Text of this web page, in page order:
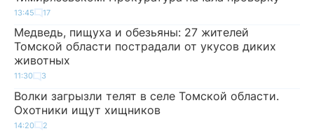
13:45 17
Медведь, пищуха и обезьяны: 27 жителей
Томской области пострадали от укусов диких
животных
11:30 3
Волки загрызли телят в селе Томской области.
Охотники ищут хищников
14:20 2